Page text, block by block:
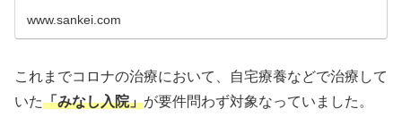
www.sankei.com
これまでコロナの治療において、自宅療養などで治療して
いた「みなし入院」が要件問わず対象なっていました。